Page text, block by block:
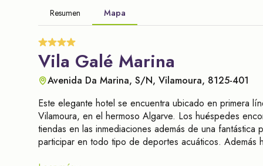
Resumen Mapa
Vila Galé Marina
Avenida Da Marina, S/N, Vilamoura, 8125-401
Este elegante hotel se encuentra ubicado en primera
Vilamoura, en el hermoso Algarve. Los huéspedes
tiendas en las inmediaciones además de una
participar en todo tipo de deportes acuáticos. Además